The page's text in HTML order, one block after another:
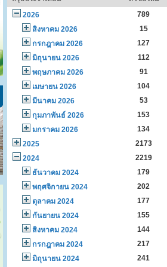
2026
789
สิงหาคม 2026
15
กรกฎาคม 2026
127
มิถุนายน 2026
112
พฤษภาคม 2026
91
เมษายน 2026
104
มีนาคม 2026
53
กุมภาพันธ์ 2026
153
มกราคม 2026
134
2025
2173
2024
2219
ธันวาคม 2024
179
พฤศจิกายน 2024
202
ตุลาคม 2024
177
กันยายน 2024
155
สิงหาคม 2024
144
กรกฎาคม 2024
217
มิถุนายน 2024
241